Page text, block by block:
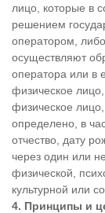
лицо, которые в
решением
оператором,
осуществляют
оператора или в
физическое
физическое
определено, в
отчество, дату
через один или
физической,
культурной или
4. Принципы и